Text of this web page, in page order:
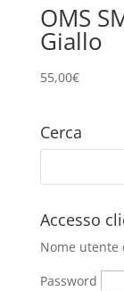
OMS
Giallo
55,00€
Cerca
Accesso
Nome utente
Password